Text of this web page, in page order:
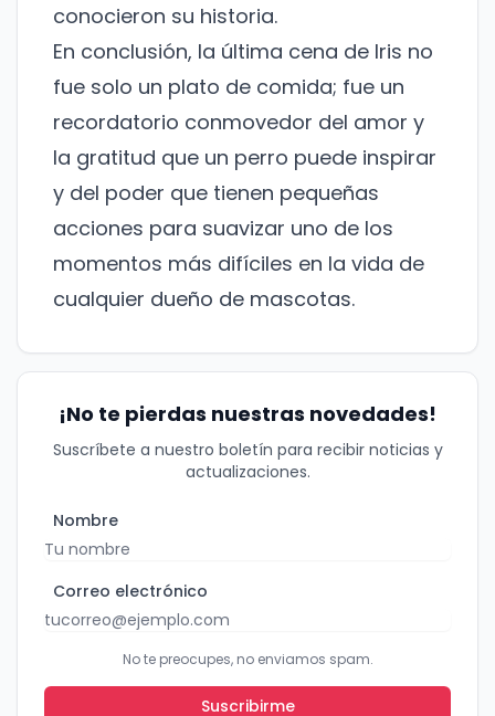
conocieron su historia.
En conclusión, la última cena de Iris no
fue solo un plato de comida; fue un
recordatorio conmovedor del amor y
la gratitud que un perro puede inspirar
y del poder que tienen pequeñas
acciones para suavizar uno de los
momentos más difíciles en la vida de
cualquier dueño de mascotas.
¡No te pierdas nuestras novedades!
Suscríbete a nuestro boletín para recibir noticias y
actualizaciones.
Nombre
Correo electrónico
No te preocupes, no enviamos spam.
Suscribirme